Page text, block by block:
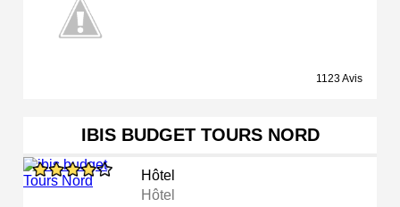
1123 Avis
IBIS BUDGET TOURS NORD
Hôtel
Hôtel